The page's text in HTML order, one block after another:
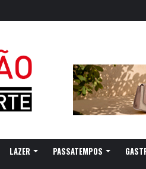
LAZER PASSATEMPOS